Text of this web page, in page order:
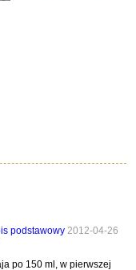
podstawowy 2012-04-26
po 150 ml, w pierwszej